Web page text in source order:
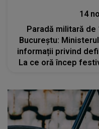
14
Paradă militară de
Bucureștu:
informații privind
La ce oră încep